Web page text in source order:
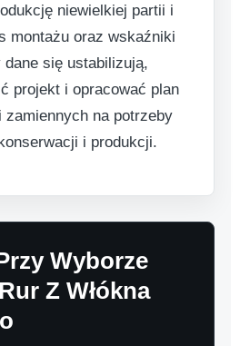
niewielkiej partii i
montażu oraz wskaźniki
się ustabilizują,
projekt i opracować plan
na potrzeby
i produkcji.
Wyborze
Z Włókna